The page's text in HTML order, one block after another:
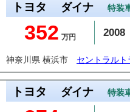
トヨタ ダイナ 特装
352 万円 2008
神奈川県 横浜市 セントラルト
トヨタ ダイナ 特装